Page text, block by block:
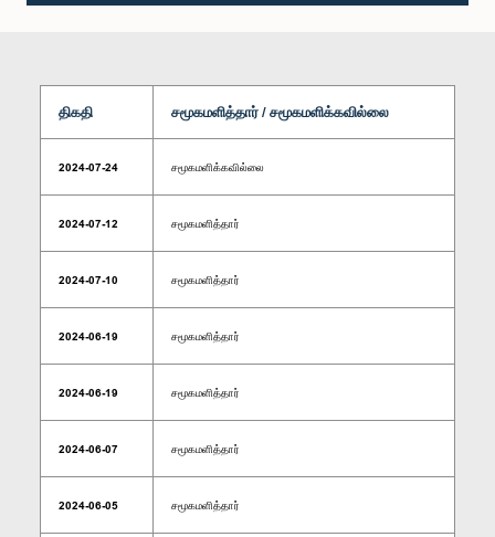
திகதி சமூகமளித்தார் / சமூகமளிக்கவில்லை
2024-07-24 சமூகமளிக்கவில்லை
2024-07-12 சமூகமளித்தார்
2024-07-10 சமூகமளித்தார்
2024-06-19 சமூகமளித்தார்
2024-06-19 சமூகமளித்தார்
2024-06-07 சமூகமளித்தார்
2024-06-05 சமூகமளித்தார்